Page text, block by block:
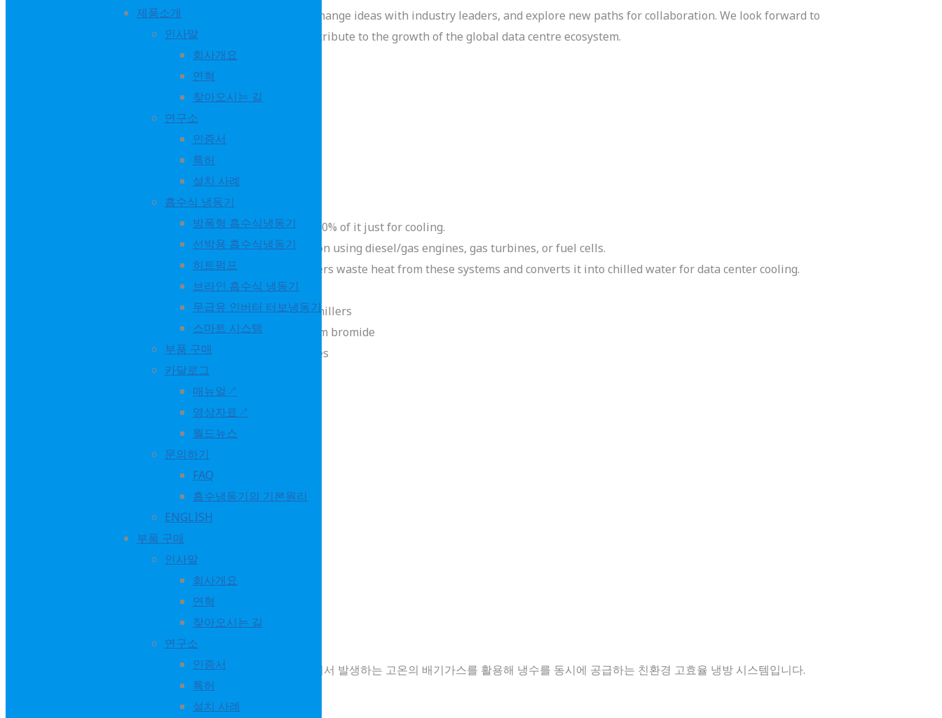
제품소개
인사말
회사개요
연혁
찾아오시는 길
연구소
인증서
특허
설치 사례
흡수식 냉동기
방폭형 흡수식냉동기
선박용 흡수식냉동기
히트펌프
브라인 흡수식 냉동기
무급유 인버터 터보냉동기
스마트 시스템
부품 구매
카달로그
매뉴얼↗
영상자료↗
월드뉴스
문의하기
FAQ
흡수냉동기의 기본원리
ENGLISH
부품 구매
인사말
회사개요
연혁
찾아오시는 길
연구소
인증서
특허
설치 사례
It was a great opportunity to share our latest solutions, exchange ideas with industry leaders, and explore new paths for collaboration. We look forward to
building on the connections we made and continuing to contribute to the growth of the global data centre ecosystem.
Thank you once again for your support. See you next time!
Data centers are consuming more power than ever—up to 40% of it just for cooling.
To address this, many sites operate on-site power generation using diesel/gas engines, gas turbines, or fuel cells.
World Energy’s exhaust gas-driven absorption chiller recovers waste heat from these systems and converts it into chilled water for data center cooling.
✔ Up to 95% less electricity use compared to conventional chillers
✔ Uses eco-friendly working fluids – distilled water & lithium bromide
✔ Ideal for on-site generation & power-autonomous facilities
🌱 Cut carbon. Cut costs. Boost sustainability.
www.worldenergy.co.kr
See Less
전기 대신 폐열로, 데이터센터 냉방의 새로운 기준.
월드에너지의 배기가스 흡수식 냉동기(CHP 시리즈)는
디젤/가스 엔진, 가스터빈, 연료전지 등 데이터센터의 발전설비에서 발생하는 고온의 배기가스를 활용해 냉수를 동시에 공급하는 친환경 고효율 냉방 시스템입니다.
✔ 전기식 냉동기 대비 최대 95% 전력 절감